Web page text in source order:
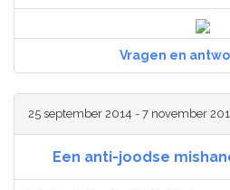
Vragen en
25 september 2014 - 7 november
Een anti-joodse